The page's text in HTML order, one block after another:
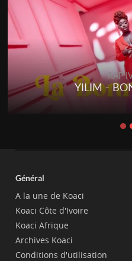
RAP
YILIM -
Général
A la une de Koaci
Koaci Côte d'Ivoire
Koaci Afrique
Archives Koaci
Conditions d'utilisation